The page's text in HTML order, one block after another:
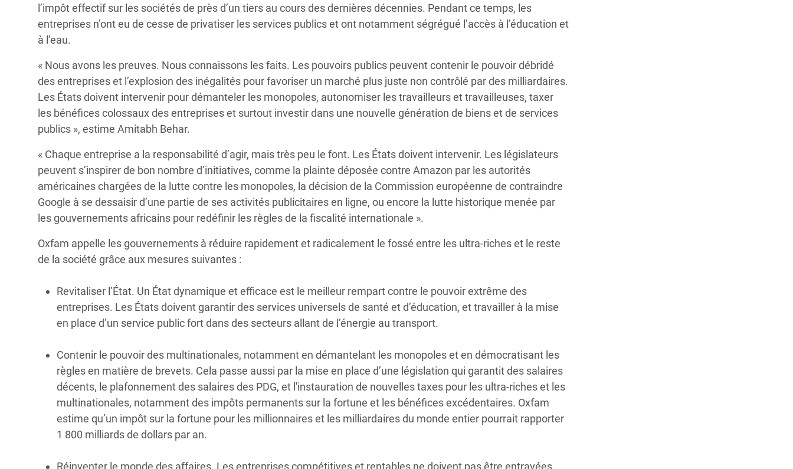
l’impôt effectif sur les sociétés de près d’un tiers au cours des dernières décennies. Pendant ce temps, les
entreprises n’ont eu de cesse de privatiser les services publics et ont notamment ségrégué l’accès à l’éducation et
à l’eau.
« Nous avons les preuves. Nous connaissons les faits. Les pouvoirs publics peuvent contenir le pouvoir débridé
des entreprises et l’explosion des inégalités pour favoriser un marché plus juste non contrôlé par des milliardaires.
Les États doivent intervenir pour démanteler les monopoles, autonomiser les travailleurs et travailleuses, taxer
les bénéfices colossaux des entreprises et surtout investir dans une nouvelle génération de biens et de services
publics », estime Amitabh Behar.
« Chaque entreprise a la responsabilité d’agir, mais très peu le font. Les États doivent intervenir. Les législateurs
peuvent s’inspirer de bon nombre d’initiatives, comme la plainte déposée contre Amazon par les autorités
américaines chargées de la lutte contre les monopoles, la décision de la Commission européenne de contraindre
Google à se dessaisir d’une partie de ses activités publicitaires en ligne, ou encore la lutte historique menée par
les gouvernements africains pour redéfinir les règles de la fiscalité internationale ».
Oxfam appelle les gouvernements à réduire rapidement et radicalement le fossé entre les ultra-riches et le reste
de la société grâce aux mesures suivantes :
Revitaliser l’État. Un État dynamique et efficace est le meilleur rempart contre le pouvoir extrême des
entreprises. Les États doivent garantir des services universels de santé et d’éducation, et travailler à la mise
en place d’un service public fort dans des secteurs allant de l’énergie au transport.
Contenir le pouvoir des multinationales, notamment en démantelant les monopoles et en démocratisant les
règles en matière de brevets. Cela passe aussi par la mise en place d’une législation qui garantit des salaires
décents, le plafonnement des salaires des PDG, et l'instauration de nouvelles taxes pour les ultra-riches et les
multinationales, notamment des impôts permanents sur la fortune et les bénéfices excédentaires. Oxfam
estime qu’un impôt sur la fortune pour les millionnaires et les milliardaires du monde entier pourrait rapporter
1 800 milliards de dollars par an.
Réinventer le monde des affaires. Les entreprises compétitives et rentables ne doivent pas être entravées